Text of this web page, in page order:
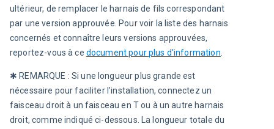
ultérieur, de remplacer le harnais de fils correspondant
par une version approuvée. Pour voir la liste des harnais
concernés et connaître leurs versions approuvées,
reportez-vous à ce document pour plus d'information
✱ REMARQUE : Si une longueur plus grande est
nécessaire pour faciliter l’installation, connectez un
faisceau droit à un faisceau en T ou à un autre harnais
droit, comme indiqué ci-dessous. La longueur totale du